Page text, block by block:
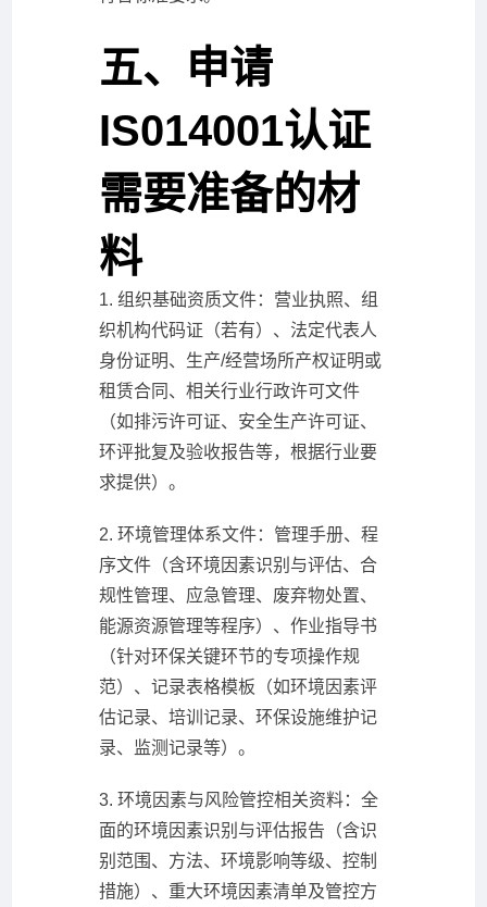
五、申请
IS014001认证
需要准备的材
料
1. 组织基础资质文件：营业执照、组
织机构代码证（若有）、法定代表人
身份证明、生产/经营场所产权证明或
租赁合同、相关行业行政许可文件
（如排污许可证、安全生产许可证、
环评批复及验收报告等，根据行业要
求提供）。
2. 环境管理体系文件：管理手册、程
序文件（含环境因素识别与评估、合
规性管理、应急管理、废弃物处置、
能源资源管理等程序）、作业指导书
（针对环保关键环节的专项操作规
范）、记录表格模板（如环境因素评
估记录、培训记录、环保设施维护记
录、监测记录等）。
3. 环境因素与风险管控相关资料：全
面的环境因素识别与评估报告（含识
别范围、方法、环境影响等级、控制
措施）、重大环境因素清单及管控方